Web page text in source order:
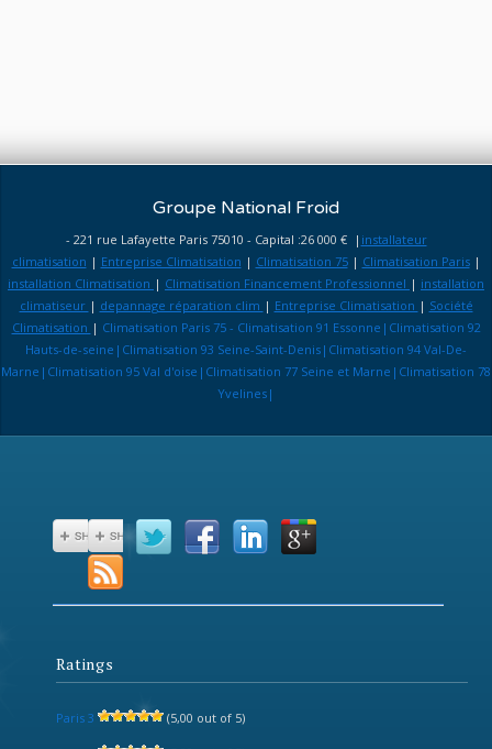
Groupe National Froid
- 221 rue Lafayette Paris 75010 - Capital :26 000 € | installateur
climatisation | Entreprise Climatisation | Climatisation 75| Climatisation Paris|
installation Climatisation | Climatisation Financement Professionnel | installation
climatiseur | depannage réparation clim | Entreprise Climatisation | Société
Climatisation | Climatisation Paris 75 - Climatisation 91 Essonne|Climatisation 92
Hauts-de-seine|Climatisation 93 Seine-Saint-Denis|Climatisation 94 Val-De-
Marne|Climatisation 95 Val d'oise|Climatisation 77 Seine et Marne|Climatisation 78
Yvelines|
Ratings
Paris 3 (5,00 out of 5)